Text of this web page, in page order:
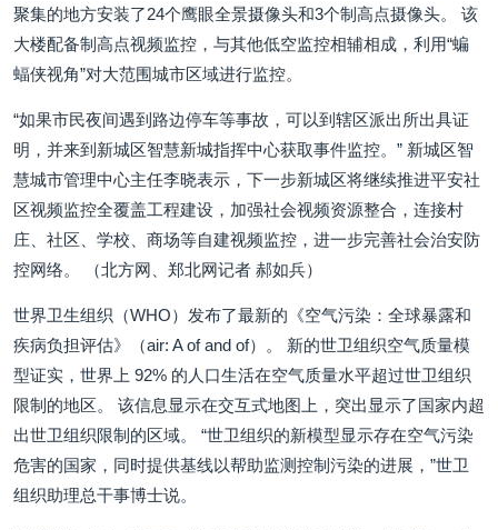
聚集的地方安装了24个鹰眼全景摄像头和3个制高点摄像头。 该
大楼配备制高点视频监控，与其他低空监控相辅相成，利用“蝙
蝠侠视角”对大范围城市区域进行监控。
“如果市民夜间遇到路边停车等事故，可以到辖区派出所出具证
明，并来到新城区智慧新城指挥中心获取事件监控。” 新城区智
慧城市管理中心主任李晓表示，下一步新城区将继续推进平安社
区视频监控全覆盖工程建设，加强社会视频资源整合，连接村
庄、社区、学校、商场等自建视频监控，进一步完善社会治安防
控网络。 （北方网、郑北网记者 郝如兵）
世界卫生组织（WHO）发布了最新的《空气污染：全球暴露和
疾病负担评估》（air: A of and of）。 新的世卫组织空气质量模
型证实，世界上 92% 的人口生活在空气质量水平超过世卫组织
限制的地区。 该信息显示在交互式地图上，突出显示了国家内超
出世卫组织限制的区域。 “世卫组织的新模型显示存在空气污染
危害的国家，同时提供基线以帮助监测控制污染的进展，”世卫
组织助理总干事博士说。